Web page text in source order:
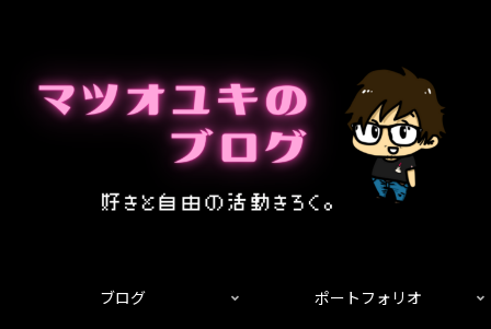
ブログ
ポートフォリオ